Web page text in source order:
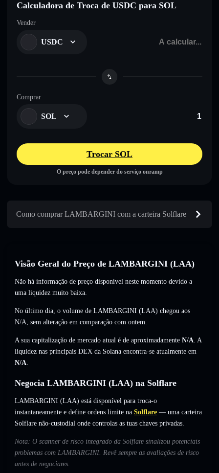
Calculadora de Troca de USDC para SOL
Vender
USDC
Comprar
SOL
Trocar SOL
O preço pode depender do serviço onramp
Como comprar LAMBARGINI com a carteira Solflare
Visão Geral do Preço de LAMBARGINI (LAA)
Não há informação de preço disponível neste momento devido a
uma liquidez muito baixa.
No último dia, o volume de LAMBARGINI (LAA) chegou aos
N/A, sem alteração em comparação com ontem.
A sua capitalização de mercado atual é de aproximadamente N/A. A
liquidez nas principais DEX da Solana encontra-se atualmente em
N/A.
Negocia LAMBARGINI (LAA) na Solflare
LAMBARGINI (LAA) está disponível para troca-o
instantaneamente e define ordens limite na Solflare — uma carteira
Solflare não-custodial onde controlas as tuas chaves privadas.
Nota: O scanner de risco integrado da Solflare sinalizou potenciais
problemas com LAMBARGINI. Revê sempre as avaliações de risco
antes de negociares.